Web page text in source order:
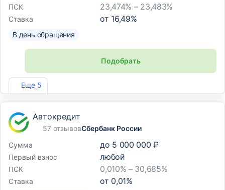
Еще 5
ПСК 23,474% – 23,483%
Ставка от 16,49%
В день обращения
Подобрать
Лиц. №1810
Автокредит
57 отзывовСбербанк России
Сумма
до 5 000 000 ₽
Первый взнос любой
ПСК 0,010% – 30,685%
Ставка от 0,01%